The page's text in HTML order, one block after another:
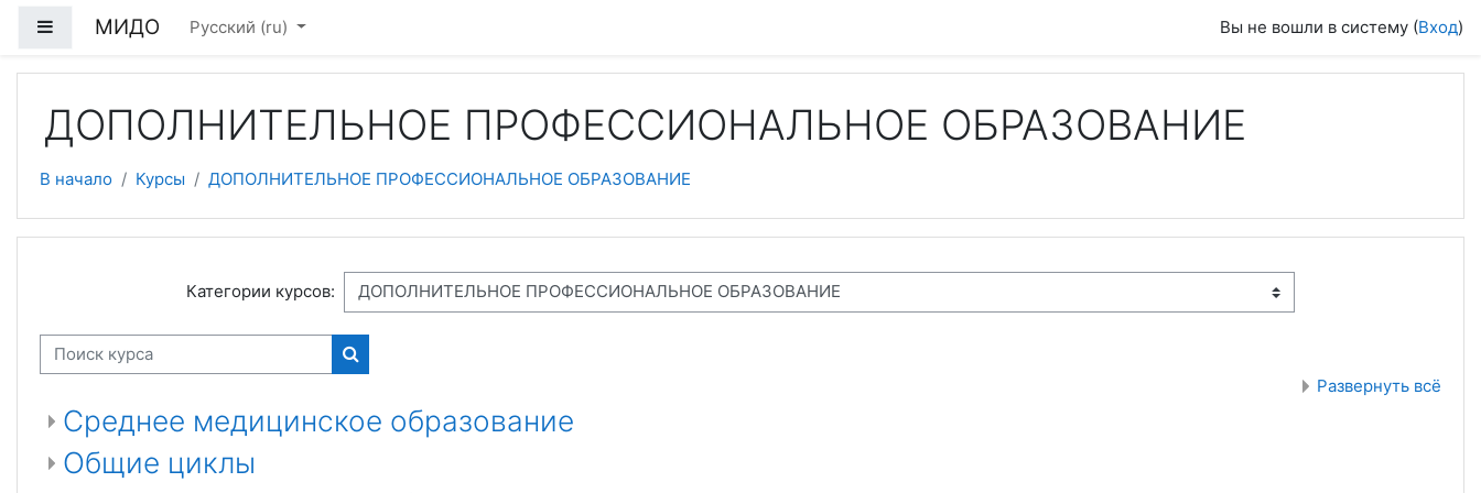
Боковая панель
МИДО Русский ‎(ru)‎ Вы не вошли в систему (Вход)
ДОПОЛНИТЕЛЬНОЕ ПРОФЕССИОНАЛЬНОЕ ОБРАЗОВАНИЕ
В начало Курсы ДОПОЛНИТЕЛЬНОЕ ПРОФЕССИОНАЛЬНОЕ ОБРАЗОВАНИЕ
Категории курсов:
Поиск курса
Поиск курса Развернуть всё
Среднее медицинское образование
Общие циклы